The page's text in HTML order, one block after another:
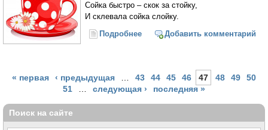
Сойка быстро – скок за стойку,
И склевала сойка слойку.
Подробнее о На пол упал с молоком
Добавить комментарий
Страницы
« первая ‹ предыдущая 43 44 45 46 47 48 49
50
51
следующая › последняя »
Поиск на сайте